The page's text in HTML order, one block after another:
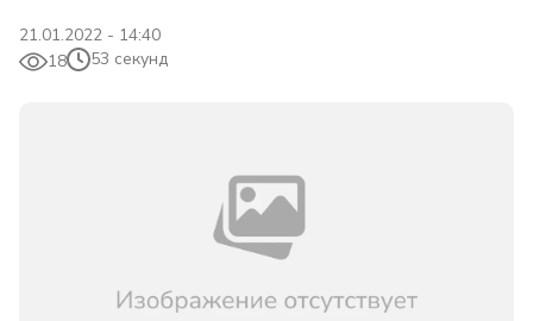
21.01.2022 - 14:40
18
53 секунд